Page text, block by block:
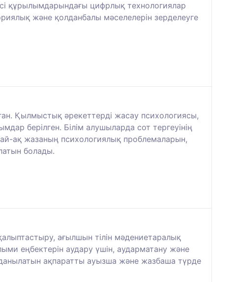
құрылымдарындағы цифрлық технологиялар
және қолданбалы мәселелерін зерделеуге
Қылмыстық әрекеттерді жасау психологиясы,
берілген. Білім алушыларда сот тергеуінің
ақ жазаның психологиялық проблемаларын,
болады.
ағылшын тілін мәдениетаралық
еңбектерін аудару үшін, аударматану және
ақпаратты ауызша және жазбаша түрде